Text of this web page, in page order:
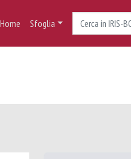
Home Sfoglia